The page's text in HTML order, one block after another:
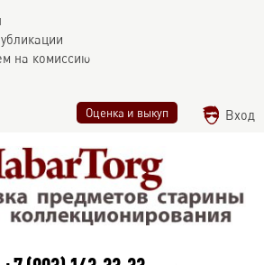
на комиссию
Оценка и выкуп Вход